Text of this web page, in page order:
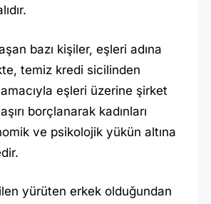
bazı kişiler, eşleri adına
temiz kredi sicilinden
eşleri üzerine şirket
borçlanarak kadınları
ve psikolojik yükün altına
yürüten erkek olduğundan